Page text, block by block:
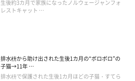
生後約3カ月で家族になったノルウェージャンフォ
レストキャット …
排水枡から助け出された生後1カ月の“ボロボロ”の
子猫→11年 …
排水枡で保護された生後1カ月ほどの子猫・すてら